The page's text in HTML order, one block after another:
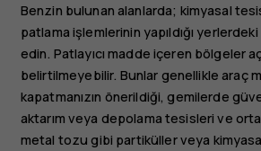
Benzin bulunan alanlarda; kimyasal
patlama işlemlerinin yapıldığı yerlerdeki
edin. Patlayıcı madde içeren bölgeler
belirtilmeyebilir. Bunlar genellikle araç
kapatmanızın önerildiği, gemilerde
aktarım veya depolama tesisleri ve
metal tozu gibi partiküller veya